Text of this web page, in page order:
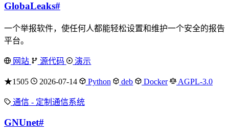
GlobaLeaks#
一个举报软件，使任何人都能轻松设置和维护一个安全的报告
平台。
网站 源代码 演示
★1505 2026-07-14 Python deb Docker AGPL-3.0
通信 - 定制通信系统
GNUnet#